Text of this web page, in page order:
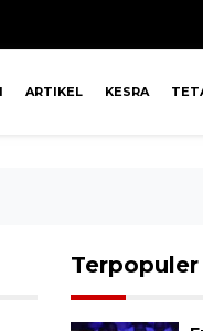
ARTIKEL KESRA
Terpopuler